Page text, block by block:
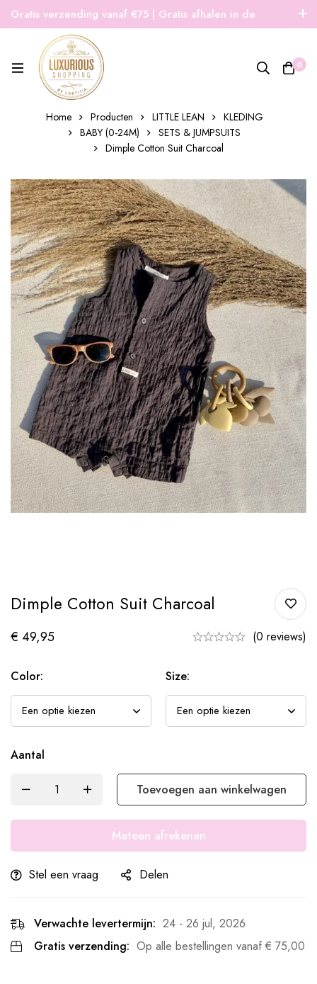
Gratis verzending vanaf €75 | Gratis afhalen in de
winkel | Snelle verzending
0
Home Producten LITTLE LEAN
KLEDING
BABY (0-24M)
SETS & JUMPSUITS
Dimple Cotton Suit Charcoal
Dimple Cotton Suit Charcoal
€ 49,95 (0 reviews)
Color: Size:
Aantal
Toevoegen aan winkelwagen
Meteen afrekenen
Stel een vraag Delen
Verwachte levertermijn: 24 - 26 jul, 2026
Gratis verzending: Op alle bestellingen vanaf € 75,00